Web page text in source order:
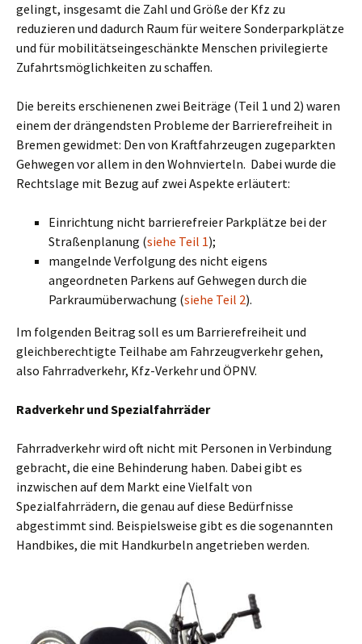
gelingt, insgesamt die Zahl und Größe der Kfz zu
reduzieren und dadurch Raum für weitere Sonderparkplätze
und für mobilitätseingeschänkte Menschen privilegierte
Zufahrtsmöglichkeiten zu schaffen.
Die bereits erschienenen zwei Beiträge (Teil 1 und 2) waren
einem der drängendsten Probleme der Barrierefreiheit in
Bremen gewidmet: Den von Kraftfahrzeugen zugeparkten
Gehwegen vor allem in den Wohnvierteln. Dabei wurde die
Rechtslage mit Bezug auf zwei Aspekte erläutert:
Einrichtung nicht barrierefreier Parkplätze bei der
Straßenplanung (siehe Teil 1);
mangelnde Verfolgung des nicht eigens
angeordneten Parkens auf Gehwegen durch die
Parkraumüberwachung (siehe Teil 2).
Im folgenden Beitrag soll es um Barrierefreiheit und
gleichberechtigte Teilhabe am Fahrzeugverkehr gehen,
also Fahrradverkehr, Kfz-Verkehr und ÖPNV.
Radverkehr und Spezialfahrräder
Fahrradverkehr wird oft nicht mit Personen in Verbindung
gebracht, die eine Behinderung haben. Dabei gibt es
inzwischen auf dem Markt eine Vielfalt von
Spezialfahrrädern, die genau auf diese Bedürfnisse
abgestimmt sind. Beispielsweise gibt es die sogenannten
Handbikes, die mit Handkurbeln angetrieben werden.